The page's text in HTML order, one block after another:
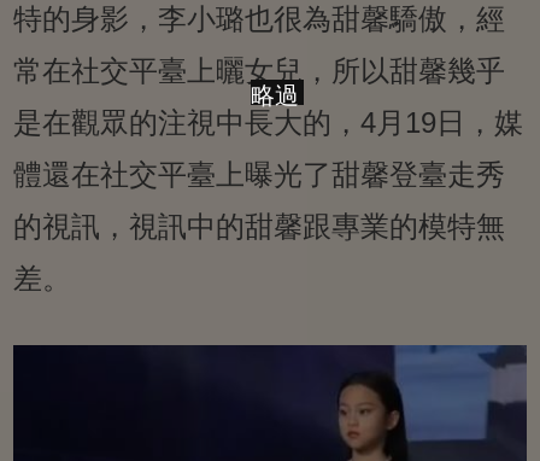
特的身影，李小璐也很為甜馨驕傲，經
常在社交平臺上曬女兒，所以甜馨幾乎
是在觀眾的注視中長大的，4月19日，媒
體還在社交平臺上曝光了甜馨登臺走秀
的視訊，視訊中的甜馨跟專業的模特無
差。
略過